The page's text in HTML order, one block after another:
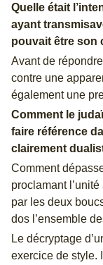
Quelle était
ayant
pouvait être son
Avant de
contre une
également une
Comment le
faire référence
clairement
Comment
proclamant
par les deux
dos l’ensemble
Le décryptage
exercice de style.